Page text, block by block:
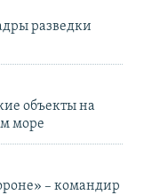
разведки
объекты на
море
– командир